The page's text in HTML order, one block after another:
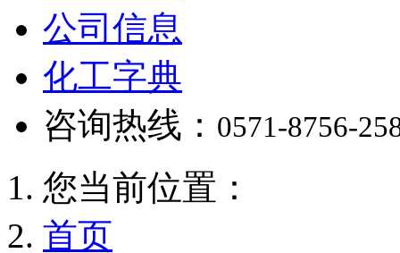
公司信息
化工字典
咨询热线： 0571-8756-
您当前位置：
首页